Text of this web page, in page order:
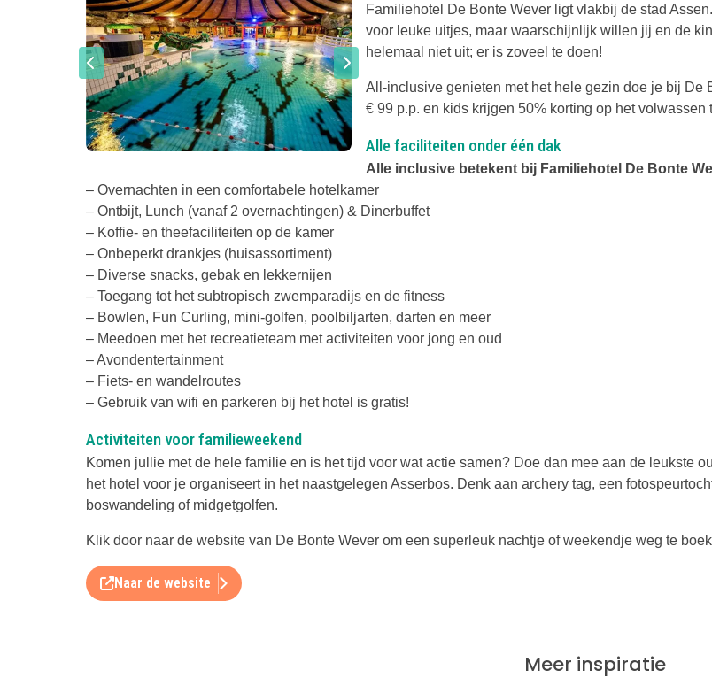
Familiehotel De Bonte Wever ligt vlakbij de stad
voor leuke uitjes, maar waarschijnlijk willen jij en de
helemaal niet uit; er is zoveel te doen!
All-inclusive genieten met het hele gezin doe je bij De
€ 99 p.p. en kids krijgen 50% korting op het volwassen
Alle faciliteiten onder één dak
Alle inclusive betekent bij Familiehotel De Bonte
– Overnachten in een comfortabele hotelkamer
– Ontbijt, Lunch (vanaf 2 overnachtingen) & Dinerbuffet
– Koffie- en theefaciliteiten op de kamer
– Onbeperkt drankjes (huisassortiment)
– Diverse snacks, gebak en lekkernijen
– Toegang tot het subtropisch zwemparadijs en de fitness
– Bowlen, Fun Curling, mini-golfen, poolbiljarten, darten en meer
– Meedoen met het recreatieteam met activiteiten voor jong en oud
– Avondentertainment
– Fiets- en wandelroutes
– Gebruik van wifi en parkeren bij het hotel is gratis!
Activiteiten voor familieweekend
Komen jullie met de hele familie en is het tijd voor wat actie samen? Doe dan mee aan de leukste
het hotel voor je organiseert in het naastgelegen Asserbos. Denk aan archery tag, een
boswandeling of midgetgolfen.
Klik door naar de website van De Bonte Wever om een superleuk nachtje of weekendje weg te
Naar de website
Meer inspiratie